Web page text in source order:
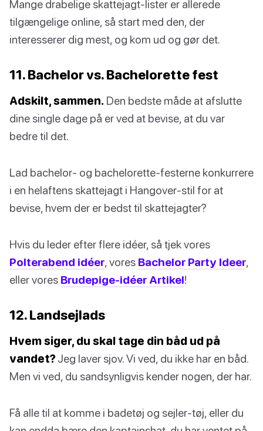
Mange drabelige skattejagt-lister er allerede
tilgængelige online, så start med den, der
interesserer dig mest, og kom ud og gør det.
11. Bachelor vs. Bachelorette fest
Adskilt, sammen. Den bedste måde at afslutte
dine single dage på er ved at bevise, at du var
bedre til det.
Lad bachelor- og bachelorette-festerne konkurrere
i en helaftens skattejagt i Hangover-stil for at
bevise, hvem der er bedst til skattejagter?
Hvis du leder efter flere idéer, så tjek vores
Polterabend idéer, vores Bachelor Party Ideer,
eller vores Brudepige-idéer Artikel!
12. Landsejlads
Hvem siger, du skal tage din båd ud på
vandet?Jeg laver sjov. Vi ved, du ikke har en båd.
Men vi ved, du sandsynligvis kender nogen, der har.
Få alle til at komme i badetøj og sejler-tøj, eller du